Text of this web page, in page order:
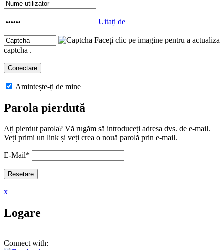
Uitați de
Faceți clic pe imagine pentru a actualiza
captcha .
Amintește-ți de mine
Parola pierdută
Ați pierdut parola? Vă rugăm să introduceți adresa dvs. de e-mail.
Veți primi un link și veți crea o nouă parolă prin e-mail.
E-Mail*
x
Logare
Connect with: